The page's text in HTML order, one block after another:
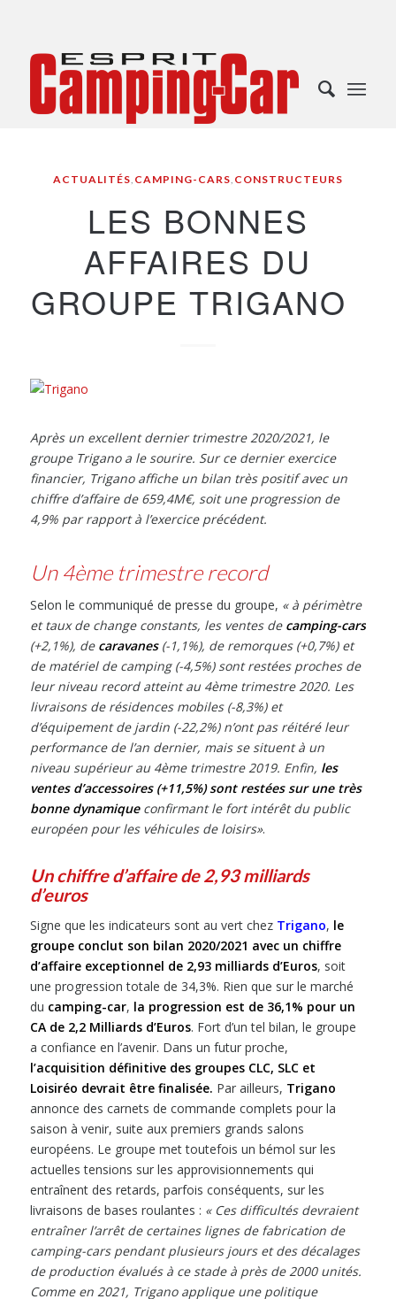
ACTUALITÉS, CAMPING-CARS, CONSTRUCTEURS
LES BONNES
AFFAIRES DU
GROUPE TRIGANO
Après un excellent dernier trimestre 2020/2021, le
groupe Trigano a le sourire. Sur ce dernier exercice
financier, Trigano affiche un bilan très positif avec un
chiffre d’affaire de 659,4M€, soit une progression de
4,9% par rapport à l’exercice précédent.
Un 4ème trimestre record
Selon le communiqué de presse du groupe, « àpérimètre
et taux de change constants, les ventes de camping-cars
(+2,1%), de caravanes(-1,1%), de remorques (+0,7%) et
de matériel de camping (-4,5%) sont restées proches de
leur niveau record atteint au 4ème trimestre 2020. Les
livraisons de résidences mobiles (-8,3%) et
d’équipement de jardin (-22,2%) n’ont pas réitéré leur
performance de l’an dernier, mais se situent à un
niveau supérieur au 4ème trimestre 2019. Enfin, les
ventes d’accessoires (+11,5%) sont restées sur une très
bonne dynamiqueconfirmant le fort intérêt du public
européen pour les véhicules de loisirs».
Un chiffre d’affaire de 2,93 milliards
d’euros
Signe que les indicateurs sont au vert chez Trigano, le
groupe conclut son bilan 2020/2021 avec un chiffre
d’affaire exceptionnel de 2,93 milliards d’Euros, soit
une progression totale de 34,3%. Rien que sur le marché
du camping-car, la progression est de 36,1% pour un
CA de 2,2 Milliards d’Euros. Fort d’un tel bilan, le groupe
a confiance en l’avenir. Dans un futur proche,
l’acquisition définitive des groupes CLC, SLC et
Loisiréo devrait être finalisée. Par ailleurs, Trigano
annonce des carnets de commande complets pour la
saison à venir, suite aux premiers grands salons
européens. Le groupe met toutefois un bémol sur les
actuelles tensions sur les approvisionnements qui
entraînent des retards, parfois conséquents, sur les
livraisons de bases roulantes : « Ces difficultés devraient
entraîner l’arrêt de certaines lignes de fabrication de
camping-cars pendant plusieurs jours et des décalages
de production évalués à ce stade à près de 2000 unités.
Comme en 2021, Trigano applique une politique